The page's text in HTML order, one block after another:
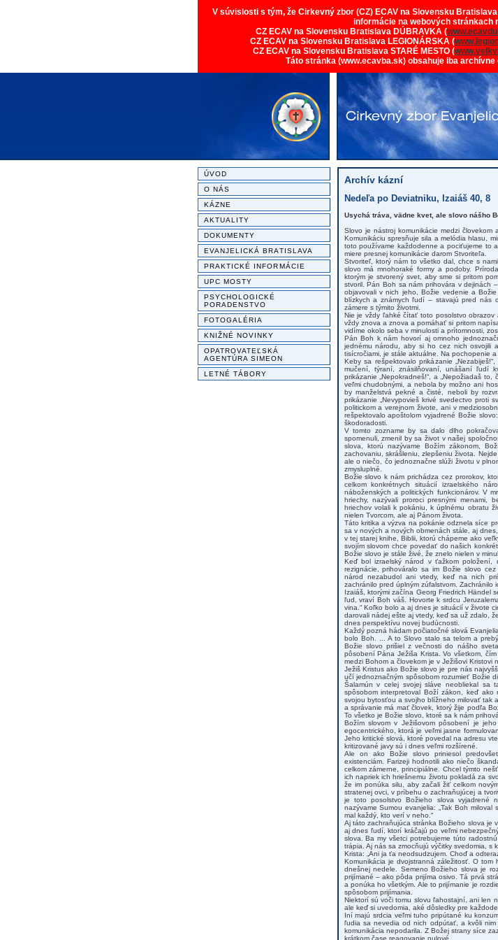
V súvislosti s tým, že Cirkevný zbor (CZ) ECAV na Slovensku
informácie na webových stránkach
CZ ECAV na Slovensku Bratislava DÚBRAVKA (
CZ ECAV na Slovensku Bratislava LEGIONÁRSKA (
CZ ECAV na Slovensku Bratislava STARÉ MESTO (
Táto stránka (www.ecavba.sk) obsahuje iba
ÚVOD
O NÁS
KÁZNE
AKTUALITY
DOKUMENTY
EVANJELICKÁ BRATISLAVA
PRAKTICKÉ INFORMÁCIE
UPC MOSTY
PSYCHOLOGICKÉ
PORADENSTVO
FOTOGALÉRIA
KNIŽNÉ NOVINKY
OPATROVATEĽSKÁ
AGENTÚRA SIMEON
LETNÉ TÁBORY
Archív kázní
Nedeľa po Deviatniku, Izaiáš 40, 8
Usychá tráva, vädne kvet, ale slovo nášho
Slovo je nástroj komunikácie medzi človekom
Komunikáciu spresňuje sila a melódia hlasu,
toto používame každodenne a pociťujeme to
miere presnej komunikácie darom Stvoriteľa.
Stvoriteľ, ktorý nám to všetko dal, chce s
slovo má mnohoraké formy a podoby.
ktorým je stvorený svet, aby sme si pritom
stvoril. Pán Boh sa nám prihovára v dejinách
objavovali v nich jeho, Božie vedenie a
blízkych a známych ľudí – stavajú pred nás
zámere s týmito životmi.
Nie je vždy ľahké čítať toto posolstvo
vždy znova a znova a pomáhať si pritom
vidíme okolo seba v minulosti a prítomnosti,
Pán Boh k nám hovorí aj omnoho
jednému národu, aby si ho cez nich osvojili
tisícročiami, je stále aktuálne. Na pochopenie
Keby sa rešpektovalo prikázanie
mučení, týraní, znásilňovaní, unášaní ľudí
prikázanie „Nepokradneš!“, a „Nepožiadaš
veľmi chudobnými, a nebola by možno ani
by manželstvá pekné a čisté, neboli by
prikázanie „Nevypovieš krivé svedectvo proti
politickom a verejnom živote, ani v
rešpektovalo apoštolom vyjadrené Božie
škodoradosti.
V tomto zozname by sa dalo dlho
spomenuli, zmenil by sa život v našej
slova, ktorú nazývame Božím zákonom,
zachovaniu, skrášleniu, zlepšeniu života.
ale o niečo, čo jednoznačne slúži životu v
zmysluplné.
Božie slovo k nám prichádza cez prorokov,
celkom konkrétnych situácií izraelského
náboženských a politických funkcionárov. V
hriechy, nazývali proroci presnými menami,
hriechov volali k pokániu, k úplnému obratu
nielen Tvorcom, ale aj Pánom života.
Táto kritika a výzva na pokánie odznela síce
sa v nových a nových obmenách stále, aj
v tej starej knihe, Biblii, ktorú chápeme ako
svojím slovom chce povedať do našich
Božie slovo je stále živé, že znelo nielen v
Keď bol izraelský národ v ťažkom položení,
rezignácie, prihováralo sa im Božie slovo
národ nezabudol ani vtedy, keď na nich
zachránilo pred úplným zúfalstvom.
Izaiáš, ktorými začína Georg Friedrich Händel
ľud, vraví Boh váš. Hovorte k srdcu
vina.“ Koľko bolo a aj dnes je situácií v živote
darovali nádej ešte aj vtedy, keď sa už zdalo,
dnes perspektívu novej budúcnosti.
Každý pozná hádam počiatočné slová
bolo Boh. ... A to Slovo stalo sa telom a
Božie slovo prišiel z večnosti do nášho
pôsobení Pána Ježiša Krista. Vo všetkom,
medzi Bohom a človekom je v Ježišovi Kristovi
Ježiš Kristus ako Božie slovo je pre nás
učí jednoznačným spôsobom rozumieť Božie
Šalamún v celej svojej sláve neobliekal sa
spôsobom interpretoval Boží zákon, keď
svojou bytosťou a svojho blížneho milovať tak
a správanie má mať človek, ktorý žije podľa
To všetko je Božie slovo, ktoré sa k nám
Božím slovom v Ježišovom pôsobení je
egocentrického, ktorá je veľmi jasne
Jeho kritické slová, ktoré povedal na adresu
kritizované javy sú i dnes veľmi rozšírené.
Ale on ako Božie slovo priniesol
existenciám. Farizeji hodnotili ako niečo
celkom zámerne, principiálne. Chcel týmto
ich napriek ich hriešnemu životu pokladá za
že im ponúka silu, aby začali žiť celkom
stratenej ovci, v príbehu o zachraňujúcej a
je toto posolstvo Božieho slova vyjadrené
nazývame Sumou evanjelia: „Tak Boh
mal každý, kto verí v neho.“
Aj táto zachraňujúca stránka Božieho slova je
aj dnes ľudí, ktorí kráčajú po veľmi
slova. Ba my všetci potrebujeme túto
trápia. Aj nás sa zmocňujú výčitky svedomia,
Krista: „Ani ja ťa neodsudzujem. Choď a
Komunikácia je dvojstranná záležitosť. O
dnešnej nedele. Semeno Božieho slova je
prijímané – ako pôda prijíma osivo. Tá prvá
a ponúka ho všetkým. Ale to prijímanie je
spôsobom prijímania.
Niektorí sú voči tomu slovu ľahostajní, ani len
ale keď si uvedomia, aké dôsledky pre
Iní majú srdcia veľmi tuho pripútané ku
ľudia sa nevedia od nich odpútať, a kvôli
komunikácia nepodarila. Z Božej strany síce
krátkom čase reagovanie nulové.